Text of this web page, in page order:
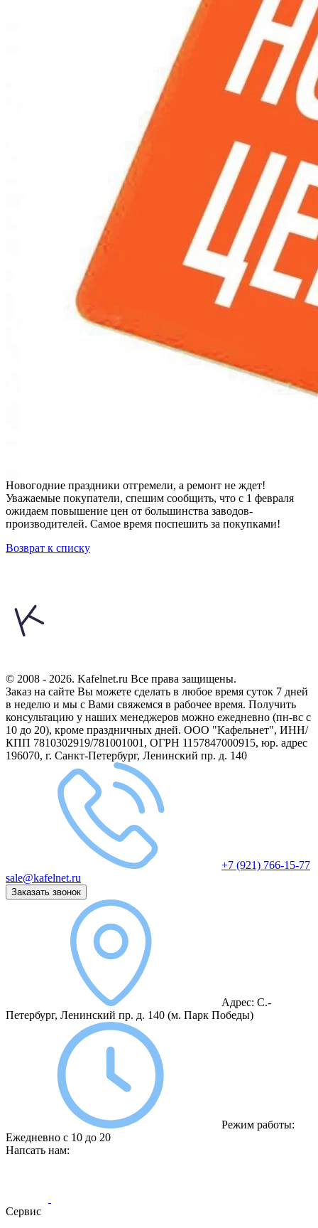
Новогодние праздники отгремели, а ремонт не ждет!
Уважаемые покупатели, спешим сообщить, что с 1 февраля
ожидаем повышение цен от большинства заводов-
производителей. Самое время поспешить за покупками!
Возврат к списку
© 2008 - 2026. Kafelnet.ru Все права защищены.
Заказ на сайте Вы можете сделать в любое время суток 7 дней
в неделю и мы с Вами свяжемся в рабочее время. Получить
консультацию у наших менеджеров можно ежедневно (пн-вс с
10 до 20), кроме праздничных дней. ООО "Кафельнет", ИНН/
КПП 7810302919/781001001, ОГРН 1157847000915, юр. адрес
196070, г. Санкт-Петербург, Ленинский пр. д. 140
+7 (921) 766-15-77
sale@kafelnet.ru
Заказать звонок
Адрес: С.-
Петербург, Ленинский пр. д. 140 (м. Парк Победы)
Режим работы:
Ежедневно с 10 до 20
Напсать нам:
Сервис